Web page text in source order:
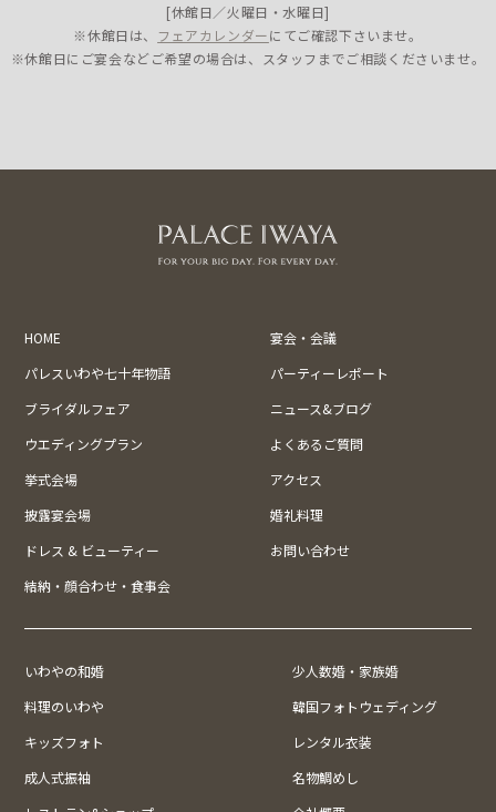
[休館日／火曜日・水曜日]
※休館日は、 フェアカレンダーにてご確認下さいませ。
※休館日にご宴会などご希望の場合は、スタッフまでご相談くださいませ。
HOME
宴会・会議
パレスいわや七十年物語
パーティーレポート
ブライダルフェア
ニュース&ブログ
ウエディングプラン
よくあるご質問
挙式会場
アクセス
披露宴会場
婚礼料理
ドレス & ビューティー
お問い合わせ
結納・顔合わせ・食事会
いわやの和婚
少人数婚・家族婚
料理のいわや
韓国フォトウェディング
キッズフォト
レンタル衣装
成人式振袖
名物鯛めし